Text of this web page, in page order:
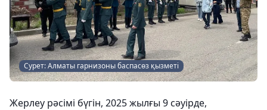
Сурет: Алматы гарнизоны баспасөз қызметі
Жерлеу рәсімі бүгін, 2025 жылғы 9 сәуірде,